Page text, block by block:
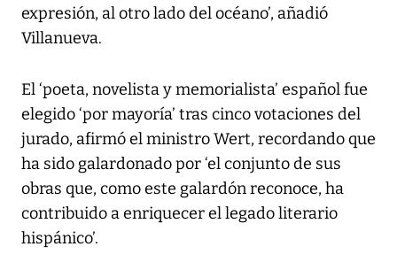
expresión, al otro lado del océano’, añadió
Villanueva.
El ‘poeta, novelista y memorialista’ español fue
elegido ‘por mayoría’ tras cinco votaciones del
jurado, afirmó el ministro Wert, recordando que
ha sido galardonado por ‘el conjunto de sus
obras que, como este galardón reconoce, ha
contribuido a enriquecer el legado literario
hispánico’.